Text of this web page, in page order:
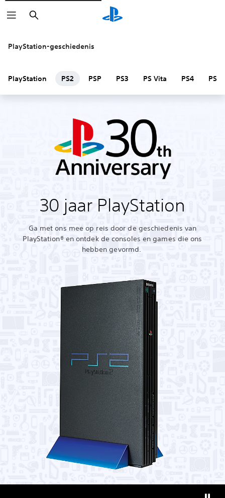
Zoeken
PlayStation-geschiedenis
PlayStation PS2 PSP PS3 PS Vita PS4 PS
‎30 jaar PlayStation
Ga met ons mee op reis door de geschiedenis van
PlayStation® en ontdek de consoles en games die ons
hebben gevormd.